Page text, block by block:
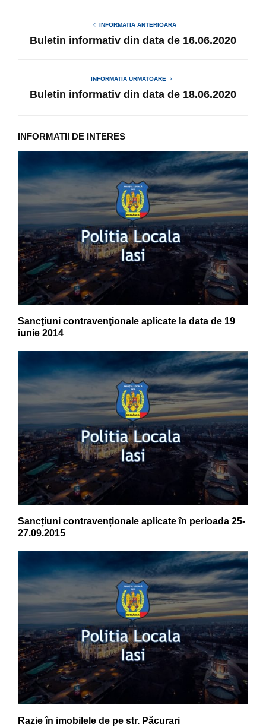
INFORMATIA ANTERIOARA
Buletin informativ din data de 16.06.2020
INFORMATIA URMATOARE
Buletin informativ din data de 18.06.2020
INFORMATII DE INTERES
Sancţiuni contravenţionale aplicate la data de 19
iunie 2014
Sancțiuni contravenționale aplicate în perioada 25-
27.09.2015
Razie în imobilele de pe str. Păcurari